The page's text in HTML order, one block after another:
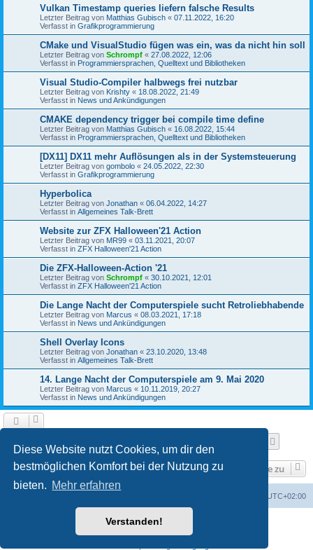
Diese Website nutzt Cookies, um dir den
bestmöglichen Komfort bei der Nutzung zu
bieten. Mehr erfahren
Verstanden!
Vulkan Timestamp queries liefern falsche Results
Letzter Beitrag von Matthias Gubisch « 07.11.2022, 16:20
Verfasst in Grafikprogrammierung
CMake und VisualStudio fügen was ein, was da nicht hin soll
Letzter Beitrag von Schrompf « 27.08.2022, 12:06
Verfasst in Programmiersprachen, Quelltext und Bibliotheken
Visual Studio-Compiler halbwegs frei nutzbar
Letzter Beitrag von Krishty « 18.08.2022, 21:49
Verfasst in News und Ankündigungen
CMAKE dependency trigger bei compile time define
Letzter Beitrag von Matthias Gubisch « 16.08.2022, 15:44
Verfasst in Programmiersprachen, Quelltext und Bibliotheken
[DX11] DX11 mehr Auflösungen als in der Systemsteuerung
Letzter Beitrag von gombolo « 24.05.2022, 22:30
Verfasst in Grafikprogrammierung
Hyperbolica
Letzter Beitrag von Jonathan « 06.04.2022, 14:27
Verfasst in Allgemeines Talk-Brett
Website zur ZFX Halloween'21 Action
Letzter Beitrag von MR99 « 03.11.2021, 20:07
Verfasst in ZFX Halloween'21 Action
Die ZFX-Halloween-Action '21
Letzter Beitrag von Schrompf « 30.10.2021, 12:01
Verfasst in ZFX Halloween'21 Action
Die Lange Nacht der Computerspiele sucht Retroliebhabende
Letzter Beitrag von Marcus « 08.03.2021, 17:18
Verfasst in News und Ankündigungen
Shell Overlay Icons
Letzter Beitrag von Jonathan « 23.10.2020, 13:48
Verfasst in Allgemeines Talk-Brett
14. Lange Nacht der Computerspiele am 9. Mai 2020
Letzter Beitrag von Marcus « 10.11.2019, 20:27
Verfasst in News und Ankündigungen
Gehe zu
UTC+02:00
Powered byphpBB® Forum Software © phpBB Limited
phpBB.de